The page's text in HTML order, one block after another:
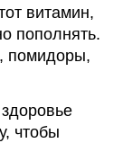
витамин,
пополнять.
помидоры,
чтобы